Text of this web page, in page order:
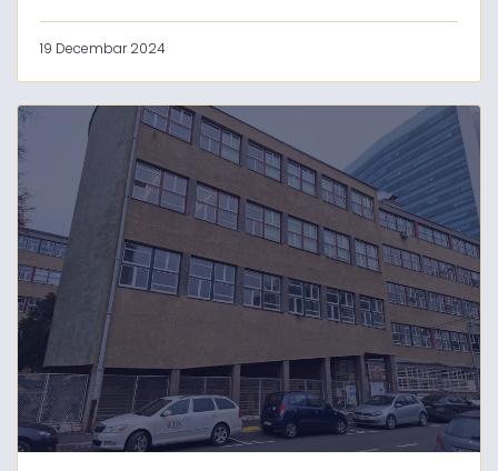
19 Decembar 2024